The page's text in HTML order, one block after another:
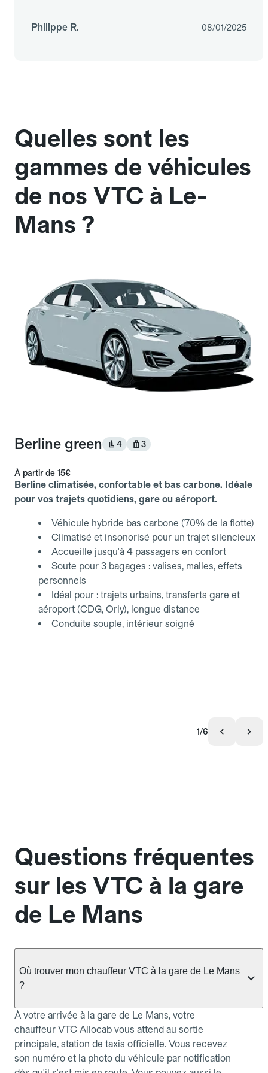
Philippe R. 08/01/2025
Quelles sont les
gammes de véhicules
de nos VTC à Le-
Mans ?
Berline green 4 3
À partir de 15€
Berline climatisée, confortable et bas carbone. Idéale
pour vos trajets quotidiens, gare ou aéroport.
Véhicule hybride bas carbone (70% de la flotte)
Climatisé et insonorisé pour un trajet silencieux
Accueille jusqu'à 4 passagers en confort
Soute pour 3 bagages : valises, malles, effets
personnels
Idéal pour : trajets urbains, transferts gare et
aéroport (CDG, Orly), longue distance
Conduite souple, intérieur soigné
1/6
Questions fréquentes
sur les VTC à la gare
de Le Mans
Où trouver mon chauffeur VTC à la gare de Le Mans
?
À votre arrivée à la gare de Le Mans, votre
chauffeur VTC Allocab vous attend au sortie
principale, station de taxis officielle. Vous recevez
son numéro et la photo du véhicule par notification